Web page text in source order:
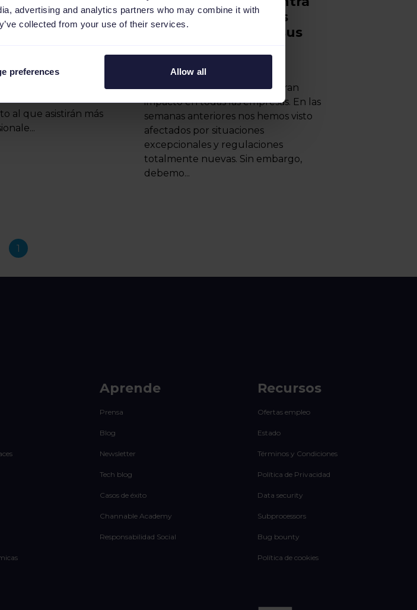
advertising and analytics partners who may combine it with
collected from your use of their services.
preferences Allow all
E-show
los días 7 y 8 de
al que asistirán más
todas las novedades
sobre Channable y sus
La situación actual tiene un gran
impacto en todas las empresas. En las
semanas anteriores nos hemos visto
afectados por situaciones
excepcionales y regulaciones
totalmente nuevas. Sin embargo,
debemo...
1
Aprende
Prensa
Blog
Newsletter
Tech blog
Casos de éxito
Channable Academy
Responsabilidad Social
Recursos
Ofertas empleo
Estado
Términos y Condiciones
Política de Privacidad
Data security
Subprocessors
Bug bounty
Política de cookies